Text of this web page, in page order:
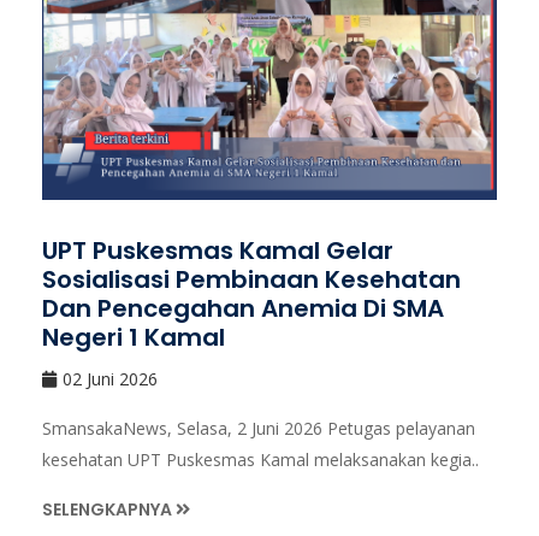
UPT Puskesmas Kamal Gelar
Sosialisasi Pembinaan Kesehatan
Dan Pencegahan Anemia Di SMA
Negeri 1 Kamal
02 Juni 2026
SmansakaNews, Selasa, 2 Juni 2026 Petugas pelayanan
kesehatan UPT Puskesmas Kamal melaksanakan kegia..
SELENGKAPNYA